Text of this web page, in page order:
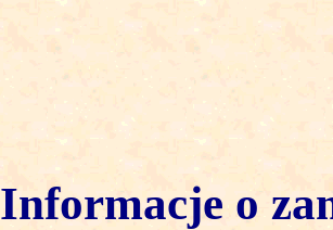
Informacje o